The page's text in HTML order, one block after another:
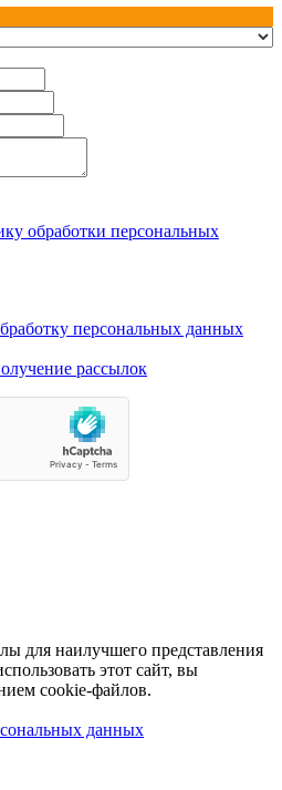
обработки персональных
персональных данных
рассылок
для наилучшего представления
этот сайт, вы
cookie-файлов.
данных